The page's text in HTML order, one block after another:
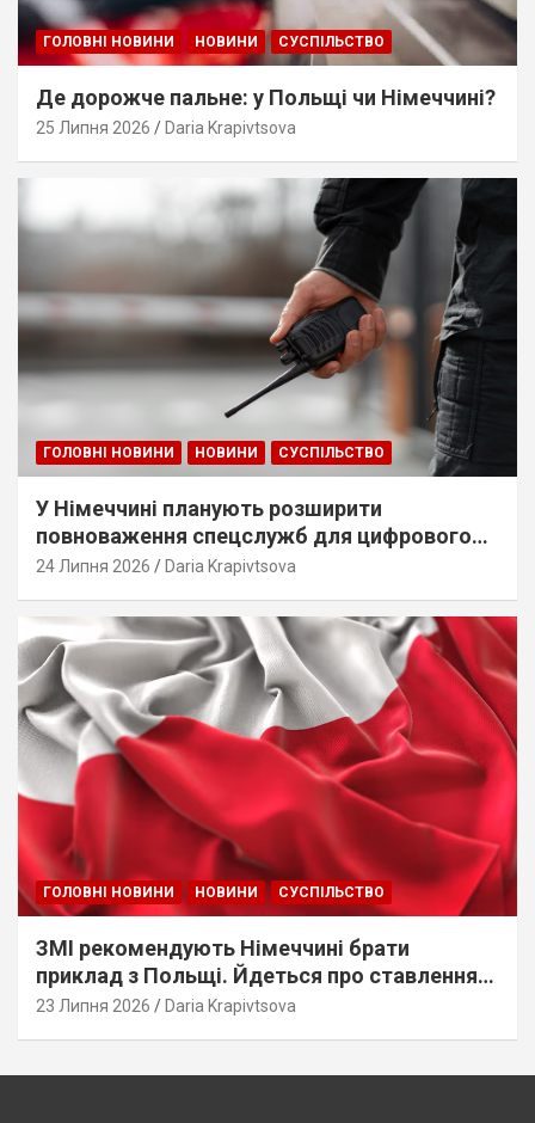
ГОЛОВНІ НОВИНИ НОВИНИ СУСПІЛЬСТВО
Де дорожче пальне: у Польщі чи Німеччині?
25 Липня 2026 Daria Krapivtsova
ГОЛОВНІ НОВИНИ НОВИНИ СУСПІЛЬСТВО
У Німеччині планують розширити
повноваження спецслужб для цифрового
стеження
24 Липня 2026 Daria Krapivtsova
ГОЛОВНІ НОВИНИ НОВИНИ СУСПІЛЬСТВО
ЗМІ рекомендують Німеччині брати
приклад з Польщі. Йдеться про ставлення
до українців
23 Липня 2026 Daria Krapivtsova